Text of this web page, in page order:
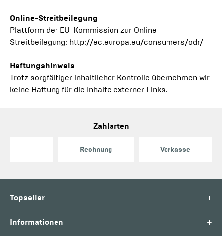
Online-Streitbeilegung
Plattform der EU-Kommission zur Online-
Streitbeilegung: http://ec.europa.eu/consumers/odr/
Haftungshinweis
Trotz sorgfältiger inhaltlicher Kontrolle übernehmen wir
keine Haftung für die Inhalte externer Links.
Zahlarten
Rechnung Vorkasse
Topseller +
Informationen +